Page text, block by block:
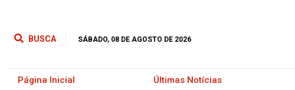
BUSCA SÁBADO, 08 DE AGOSTO DE 2026
Página Inicial Últimas Notícias